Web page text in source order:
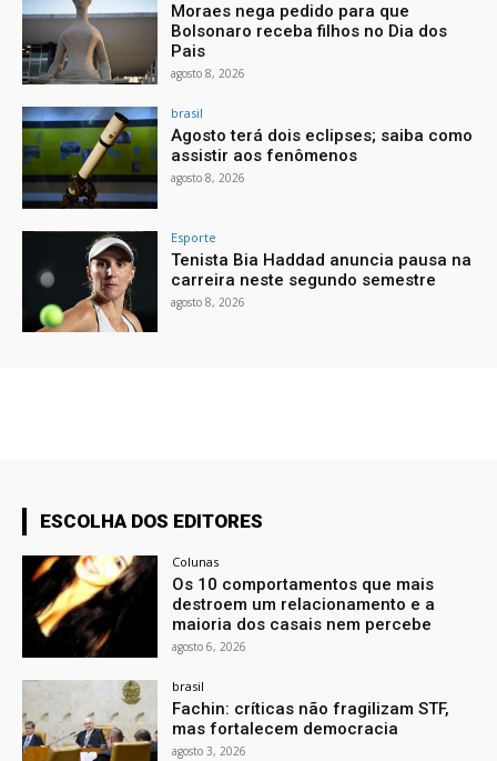
Moraes nega pedido para que
Bolsonaro receba filhos no Dia dos
Pais
agosto 8, 2026
brasil
Agosto terá dois eclipses; saiba como
assistir aos fenômenos
agosto 8, 2026
Esporte
Tenista Bia Haddad anuncia pausa na
carreira neste segundo semestre
agosto 8, 2026
ESCOLHA DOS EDITORES
Colunas
Os 10 comportamentos que mais
destroem um relacionamento e a
maioria dos casais nem percebe
agosto 6, 2026
brasil
Fachin: críticas não fragilizam STF,
mas fortalecem democracia
agosto 3, 2026